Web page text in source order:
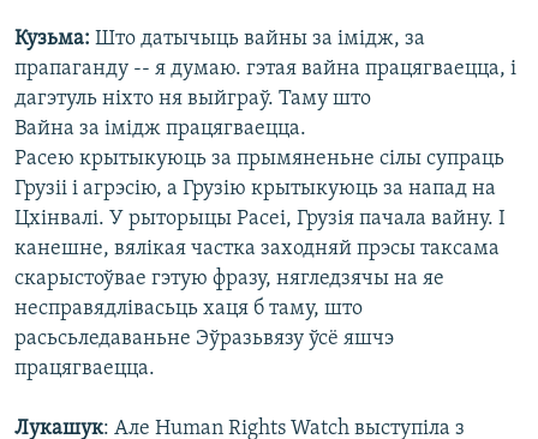
Кузьма: Што датычыць вайны за імідж, за
прапаганду -- я думаю. гэтая вайна працягваецца, і
дагэтуль ніхто ня выйграў. Таму што
Вайна за імідж працягваецца.
Расею крытыкуюць за прымяненьне сілы супраць
Грузіі і агрэсію, а Грузію крытыкуюць за напад на
Цхінвалі. У рыторыцы Расеі, Грузія пачала вайну. І
канешне, вялікая частка заходняй прэсы таксама
скарыстоўвае гэтую фразу, нягледзячы на яе
несправядлівасьць хаця б таму, што
расьсьледаваньне Эўразьвязу ўсё яшчэ
працягваецца.
Лукашук: Але Human Rights Watch выступіла з